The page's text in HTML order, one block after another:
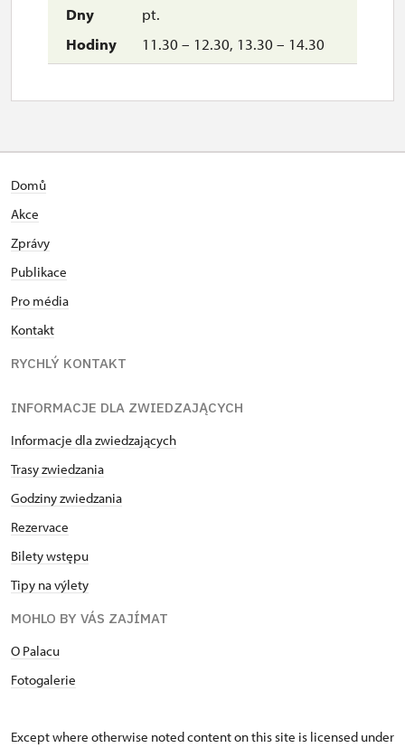
pt.
11.30 – 12.30, 13.30 – 14.30
Domů
Akce
Zprávy
Publikace
Pro média
Kontakt
RYCHLÝ KONTAKT
INFORMACJE DLA ZWIEDZAJĄCYCH
Informacje dla zwiedzających
Trasy zwiedzania
Godziny zwiedzania
Rezervace
Bilety wstępu
Tipy na výlety
MOHLO BY VÁS ZAJÍMAT
O Palacu
Fotogalerie
Except where otherwise noted content on this site is licensed under